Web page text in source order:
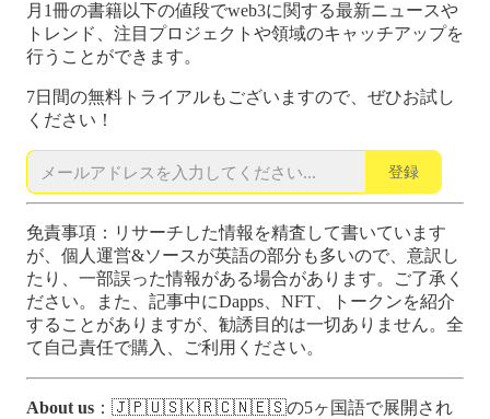
月1冊の書籍以下の値段でweb3に関する最新ニュースや
トレンド、注目プロジェクトや領域のキャッチアップを
行うことができます。
7日間の無料トライアルもございますので、ぜひお試し
ください！
登録
免責事項：リサーチした情報を精査して書いています
が、個人運営&ソースが英語の部分も多いので、意訳し
たり、一部誤った情報がある場合があります。ご了承く
ださい。また、記事中にDapps、NFT、トークンを紹介
することがありますが、勧誘目的は一切ありません。全
て自己責任で購入、ご利用ください。
About us ：🇯🇵🇺🇸🇰🇷🇨🇳🇪🇸の5ヶ国語で展開され